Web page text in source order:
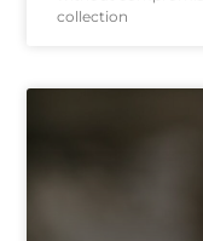
collection